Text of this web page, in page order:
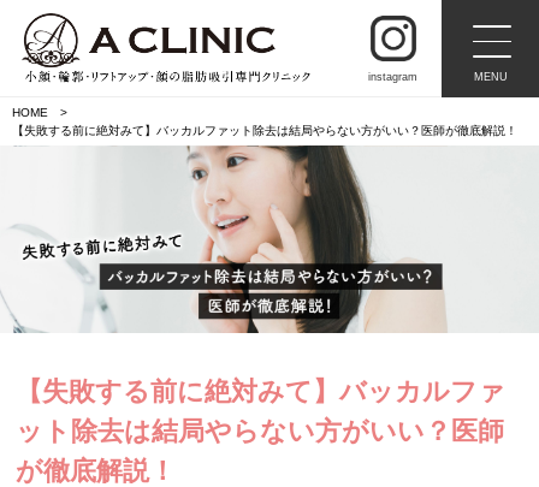
instagram MENU
HOME
【失敗する前に絶対みて】バッカルファット除去は結局やらない方がいい？医師が徹底解説！
【失敗する前に絶対みて】バッカルファ
ット除去は結局やらない方がいい？医師
が徹底解説！